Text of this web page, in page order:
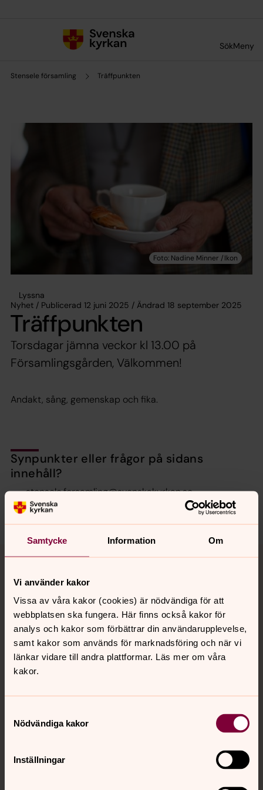
Samtycke Information Om
Vi använder kakor
Vissa av våra kakor (cookies) är nödvändiga för att
webbplatsen ska fungera. Här finns också kakor för
analys och kakor som förbättrar din användarupplevelse,
samt kakor som används för marknadsföring och när vi
länkar vidare till andra plattformar. Läs mer om våra
kakor.
Nödvändiga kakor
Inställningar
SökMeny
Stensele församling Träffpunkten
Lyssna
Nyhet / Publicerad 12 juni 2025 / Ändrad 18 september 2025
Träffpunkten
Torsdagar jämna veckor kl 13.00 på
Församlingsgården, Välkommen!
Andakt, sång, gemenskap och fika.
Synpunkter eller frågor på sidans
innehåll?
stensele.forsamling@svenskakyrkan.se
Dela
Tillbaka till toppen
Tillbaka till innehållet
Kontakt
Kalender
Hitta snabbt